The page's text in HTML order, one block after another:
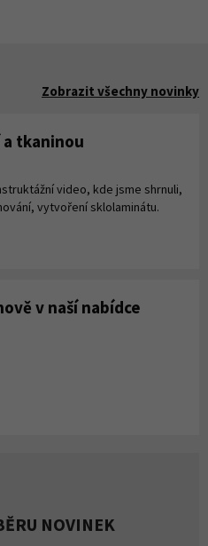
Zobrazit všechny novinky
tkaninou
video, kde jsme shrnuli,
vytvoření sklolaminátu.
v naší nabídce
NOVINEK